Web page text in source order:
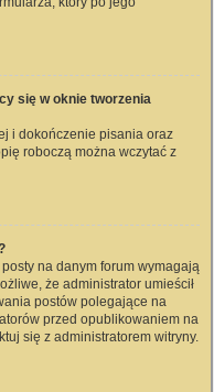
się w oknie tworzenia
i dokończenie pisania oraz
roboczą można wczytać z
na danym forum wymagają
że administrator umieścił
postów polegające na
przed opublikowaniem na
się z administratorem witryny.